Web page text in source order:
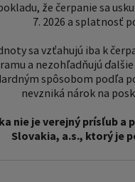
že čerpanie sa
7. 2026 a splatnosť
sa vzťahujú iba k
a nezohľadňujú
spôsobom podľa
nevzniká nárok na
nie je verejný prísľub a
Slovakia, a.s., ktorý je